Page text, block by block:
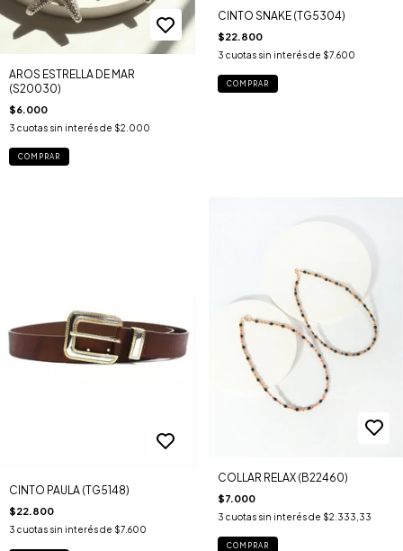
AROS ESTRELLA DE MAR
(S20030)
$6.000
3 cuotas sin interés de $2.000
COMPRAR
CINTO SNAKE (TG5304)
$22.800
3 cuotas sin interés de $7.600
COMPRAR
CINTO PAULA (TG5148)
$22.800
3 cuotas sin interés de $7.600
COLLAR RELAX (B22460)
$7.000
3 cuotas sin interés de $2.333,33
COMPRAR